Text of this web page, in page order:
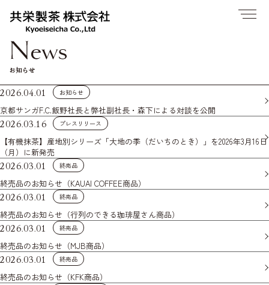
お知らせ
2026.04.01 お知らせ
京都サンガF.C.飯野社長と弊社副社長・森下による対談を公開
2026.03.16 プレスリリース
【有機抹茶】産地別シリーズ「大地の季（だいちのとき）」を2026年3月16日
（月）に新発売
2026.03.01 終売品
終売品のお知らせ（KAUAI COFFEE商品）
2026.03.01 終売品
終売品のお知らせ（行列のできる珈琲屋さん商品）
2026.03.01 終売品
終売品のお知らせ（MJB商品）
2026.03.01 終売品
終売品のお知らせ（KFK商品）